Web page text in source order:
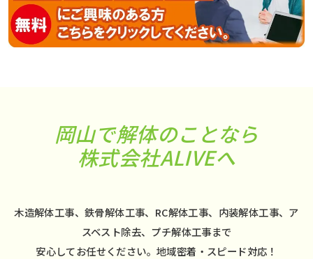
岡山で解体のことなら
株式会社ALIVEへ
木造解体工事、鉄骨解体工事、RC解体工事、内装解体工事、ア
スベスト除去、プチ解体工事まで
安心してお任せください。地域密着・スピード対応！